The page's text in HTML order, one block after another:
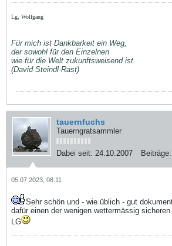
Lg, Wolfgang
Für mich ist Dankbarkeit ein Weg,
der sowohl für den Einzelnen
wie für die Welt zukunftsweisend ist.
(David Steindl-Rast)
tauernfuchs
Tauerngratsammler
Dabei seit: 24.10.2007 Beiträge:
05.07.2023, 08:11
Sehr schön und - wie üblich - gut
dafür einen der wenigen wettermässig
LG